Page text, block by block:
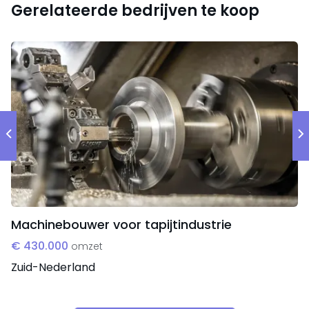
Gerelateerde bedrijven te koop
Machinebouwer voor tapijtindustrie
€ 430.000 omzet
Zuid-Nederland